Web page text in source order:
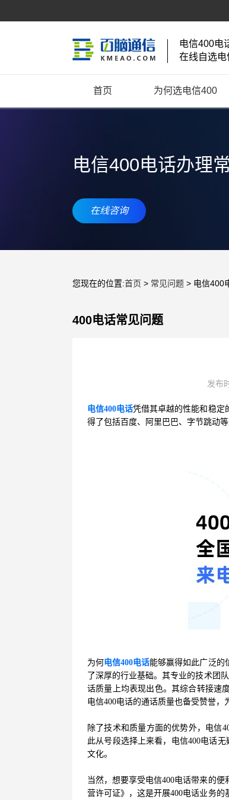
电信400电
在线自选电
首页 为何选电信400
电信400电话办理
在线咨询
您现在的位置:首页 > 常见问题 > 电信400
400电话常见问题
发布
电信400电话凭借其卓越的性能和稳定
得了包括百度、阿里巴巴、字节跳动等
为何电信400电话能够赢得如此广泛的
了深厚的行业基础。其专业的技术团
话质量上均表现出色。其综合转接速
电信400电话的通话质量也备受赞誉，
除了技术和质量方面的优势外，电信
此从号段选择上来看，电信400电话
文化。
当然，想要享受电信400电话带来的
营许可证》，这是开展400电话业务